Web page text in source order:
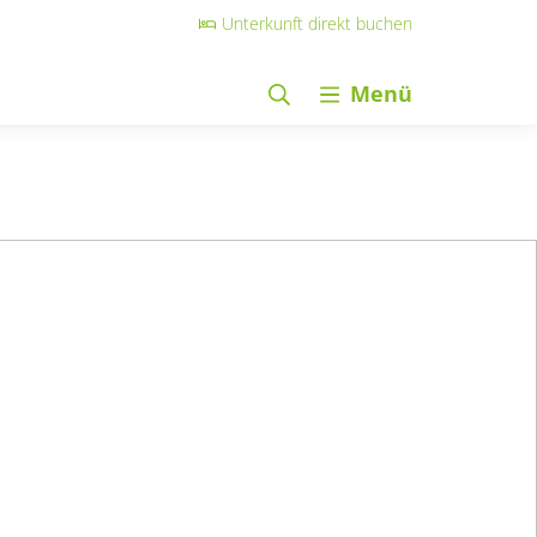
Unterkunft direkt buchen
Menü